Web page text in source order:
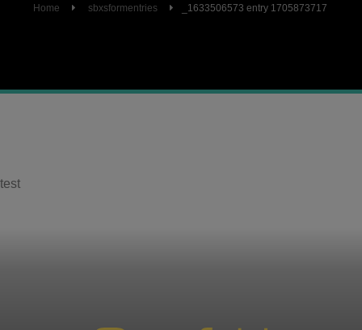
Home sbxsformentries _1633506573 entry 1705873717
test